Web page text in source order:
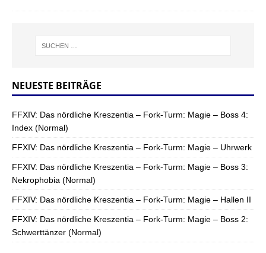
NEUESTE BEITRÄGE
FFXIV: Das nördliche Kreszentia – Fork-Turm: Magie – Boss 4:
Index (Normal)
FFXIV: Das nördliche Kreszentia – Fork-Turm: Magie – Uhrwerk
FFXIV: Das nördliche Kreszentia – Fork-Turm: Magie – Boss 3:
Nekrophobia (Normal)
FFXIV: Das nördliche Kreszentia – Fork-Turm: Magie – Hallen II
FFXIV: Das nördliche Kreszentia – Fork-Turm: Magie – Boss 2:
Schwerttänzer (Normal)